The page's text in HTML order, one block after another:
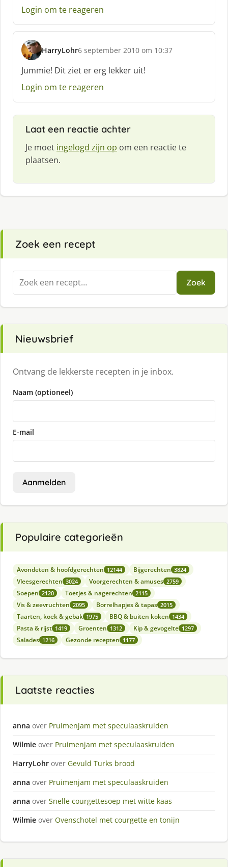
Login om te reageren
HarryLohr
s
c
h
r
6 september 2010 om 10:37
Jummie! Dit ziet er erg lekker uit!
Login om te reageren
Laat een reactie achter
Je moet ingelogd zijn op om een reactie te
plaatsen.
Zoek een recept
Zoeken
naar:
Zoek
Nieuwsbrief
Ontvang de lekkerste recepten in je inbox.
Naam (optioneel)
E-mail
Aanmelden
Populaire categorieën
Avondeten & hoofdgerechten 12144 Bijgerechten 3824
Vleesgerechten 3024 Voorgerechten & amuses 2759
Soepen 2120 Toetjes & nagerechten 2115
Vis & zeevruchten 2095 Borrelhapjes & tapas 2015
Taarten, koek & gebak 1975 BBQ & buiten koken 1434
Pasta & rijst 1419 Groenten 1312 Kip & gevogelte 1297
Salades 1216 Gezonde recepten 1177
Laatste reacties
anna over Pruimenjam met speculaaskruiden
Wilmie over Pruimenjam met speculaaskruiden
HarryLohr over Gevuld Turks brood
anna over Pruimenjam met speculaaskruiden
anna over Snelle courgettesoep met witte kaas
Wilmie over Ovenschotel met courgette en tonijn